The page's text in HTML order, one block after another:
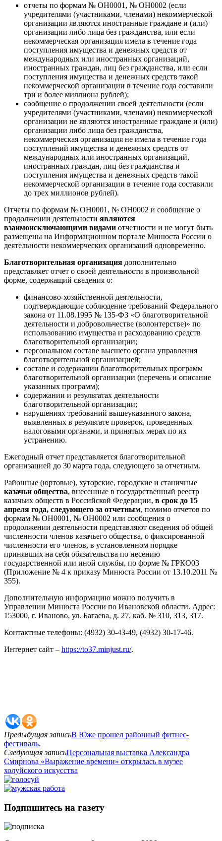
отчеты по формам № ОН0001, № ОН0002 (если
учредителями (участниками, членами) некоммерческой
организации являются иностранные граждане и (или)
организации либо лица без гражданства, или если
некоммерческая организация имела в течение года
поступления имущества и денежных средств от
международных или иностранных организаций,
иностранных граждан, лиц без гражданства, или если
поступления имущества и денежных средств такой
некоммерческой организации в течение года составили
три и более миллиона рублей);
сообщение о продолжении своей деятельности (если
учредителями (участниками, членами) некоммерческой
организации не являются иностранные граждане и (или)
организации либо лица без гражданства,
некоммерческая организация не имела в течение года
поступлений имущества и денежных средств от
международных или иностранных организаций,
иностранных граждан, лиц без гражданства и
поступления имущества и денежных средств такой
некоммерческой организации в течение года составили
до трех миллионов рублей).
Отчеты по формам № ОН0001, № ОН0002 и сообщение о
продолжении деятельности являются
взаимоисключающими видами отчетности и не могут быть
размещены на Информационном портале Минюста России о
деятельности некоммерческих организаций одновременно.
Благотворительная организация дополнительно
представляет отчет о своей деятельности в произвольной
форме, содержащий сведения о:
финансово-хозяйственной деятельности,
подтверждающие соблюдение требований Федерального
закона от 11.08.1995 № 135-ФЗ «О благотворительной
деятельности и добровольчестве (волонтерстве)» по
использованию имущества и расходованию средств
благотворительной организации;
персональном составе высшего органа управления
благотворительной организацией;
составе и содержании благотворительных программ
благотворительной организации (перечень и описание
указанных программ);
содержании и результатах деятельности
благотворительной организации;
нарушениях требований вышеуказанного закона,
выявленных в результате проверок, проведенных
налоговыми органами, и принятых мерах по их
устранению.
Ежегодный отчет представляется благотворительной
организацией до 30 марта года, следующего за отчетным.
Районные (юртовые), хуторские, городские и станичные
казачьи общества, внесенные в государственный реестр
казачьих обществ в Российской Федерации, в срок до 15
апреля года, следующего за отчетным, помимо отчетов по
формам № ОН0001, № ОН0002 или сообщения о
продолжении деятельности представляют сведения об общей
численности членов казачьего общества, о фиксированной
численности его членов, в установленном порядке
принявших на себя обязательства по несению
государственной или иной службы, по форме № ГРКО03
(Приложение № 4 к приказу Минюста России от 13.10.2011 №
355).
Дополнительную информацию можно получить в
Управлении Минюста России по Ивановской области. Адрес:
153000, г. Иваново, ул. Багаева, д. 27, каб. № 310, 313, 317.
Контактные телефоны: (4932) 30-43-49, (4932) 30-17-46.
Интернет сайт – https://to37.minjust.ru/.
Предыдущая записьВ Юже прошел районный фитнес-
фестиваль.
Следующая записьПерсональная выставка Александра
Смирнова «Выражение времени» открылась в музее
холуйского искусства
Подпишитесь на газету